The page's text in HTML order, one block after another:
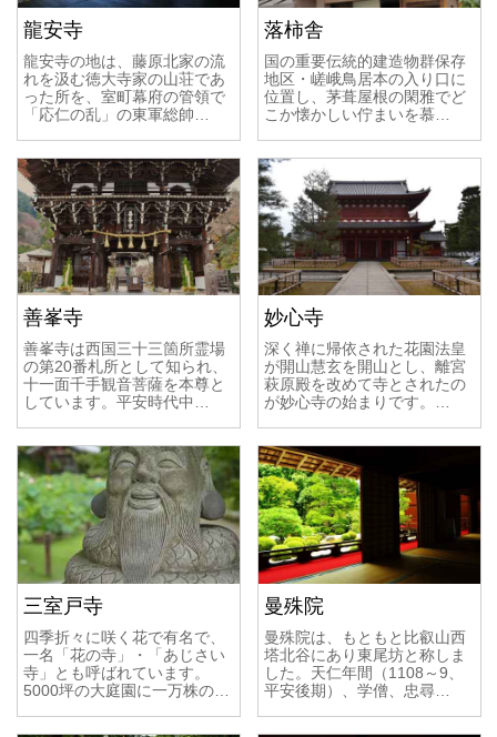
龍安寺
龍安寺の地は、藤原北家の流
れを汲む徳大寺家の山荘であ
った所を、室町幕府の管領で
「応仁の乱」の東軍総帥…
落柿舎
国の重要伝統的建造物群保存
地区・嵯峨鳥居本の入り口に
位置し、茅葺屋根の閑雅でど
こか懐かしい佇まいを慕…
善峯寺
善峯寺は西国三十三箇所霊場
の第20番札所として知られ、
十一面千手観音菩薩を本尊と
しています。平安時代中…
妙心寺
深く禅に帰依された花園法皇
が開山慧玄を開山とし、離宮
萩原殿を改めて寺とされたの
が妙心寺の始まりです。…
三室戸寺
四季折々に咲く花で有名で、
一名「花の寺」・「あじさい
寺」とも呼ばれています。
5000坪の大庭園に一万株の…
曼殊院
曼殊院は、もともと比叡山西
塔北谷にあり東尾坊と称しま
した。天仁年間（1108～9、
平安後期）、学僧、忠尋…